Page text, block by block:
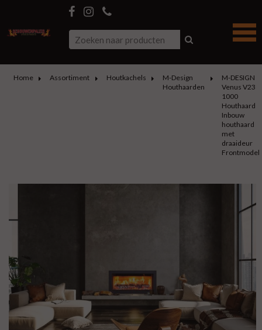
Home Assortiment Houtkachels
M-Design
Houthaarden
M-DESIGN
Venus V23
1000
Houthaard
Inbouw
houthaard
met
draaideur
Frontmodel